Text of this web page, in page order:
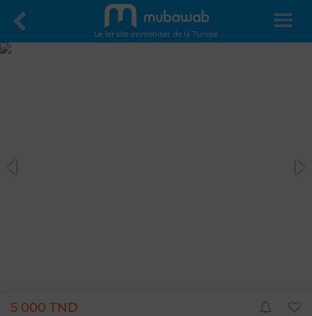
Le 1er site immobilier de la Tunisie
5 000 TND